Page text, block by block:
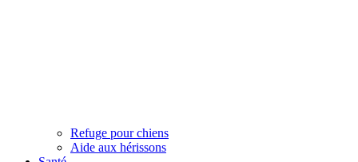
Refuge pour chiens
Aide aux hérissons